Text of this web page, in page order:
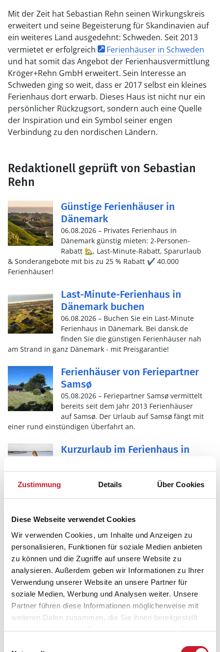
Zustimmung Details Über Cookies
Diese Webseite verwendet Cookies
Wir verwenden Cookies, um Inhalte und Anzeigen zu
personalisieren, Funktionen für soziale Medien anbieten
zu können und die Zugriffe auf unsere Website zu
analysieren. Außerdem geben wir Informationen zu Ihrer
Verwendung unserer Website an unsere Partner für
soziale Medien, Werbung und Analysen weiter. Unsere
Partner führen diese Informationen möglicherweise mit
weiteren Daten zusammen, die Sie ihnen bereitgestellt
haben oder die sie im Rahmen Ihrer Nutzung der Dienste
Mit der Zeit hat Sebastian Rehn seinen Wirkungskreis
erweitert und seine Begeisterung für Skandinavien auf
ein weiteres Land ausgedehnt: Schweden. Seit 2013
vermietet er erfolgreich
Ferienhäuser in Schweden
und hat somit das Angebot der Ferienhausvermittlung
Kröger+Rehn GmbH erweitert. Sein Interesse an
Schweden ging so weit, dass er 2017 selbst ein kleines
Ferienhaus dort erwarb. Dieses Haus ist nicht nur ein
persönlicher Rückzugsort, sondern auch eine Quelle
der Inspiration und ein Symbol seiner engen
Verbindung zu den nordischen Ländern.
Redaktionell geprüft von Sebastian
Rehn
Günstige Ferienhäuser in
Dänemark
06.08.2026 – Privates Ferienhaus in
Dänemark günstig mieten: 2-Personen-
Rabatt 🏡, Last-Minute-Rabatt, Sparurlaub
& Sonderangebote mit bis zu 25 % Rabatt ✔️ 40.000
Ferienhäuser!
Last-Minute-Ferienhaus in
Dänemark buchen
06.08.2026 – Buchen Sie ein Last-Minute
Ferienhaus in Dänemark. Bei dansk.de
finden Sie die günstigen Ferienhäuser nah
am Strand in ganz Dänemark - mit Preisgarantie!
Ferienhäuser von Feriepartner
Samsø
05.08.2026 – Feriepartner Samsø vermittelt
bereits seit dem Jahr 2013 Ferienhäuser
auf Samsø. Der Urlaub auf Samsø fängt mit
einer rund einstündigen Überfahrt an.
Kurzurlaub im Ferienhaus in
23.07.2026 – In den Kurzurlaub nach
Dänemark ins Ferienhaus an die Nordsee-
23.07.2026 – Informationen zur Einreise,
Tipps und Hinweise zum Ferienhaus lassen
Sie gut in den Urlaub starten. Im
Reiseführer finden Sie Wichtiges zu
Dänemark
Ferienhäuser von Feriepartner
Bornholm